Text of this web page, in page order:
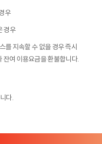
우
경우
지속할 수 없을 경우 즉시
여 이용요금을 환불합니다.
다.